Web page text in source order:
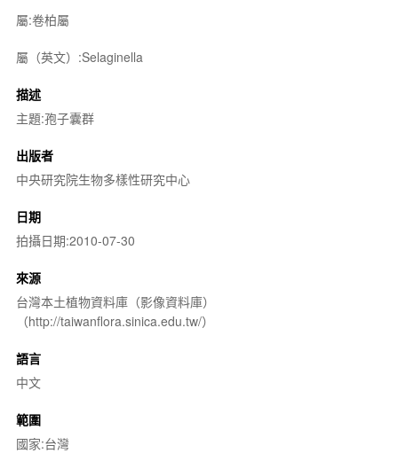
屬:卷柏屬
屬（英文）:Selaginella
描述
主題:孢子囊群
出版者
中央研究院生物多樣性研究中心
日期
拍攝日期:2010-07-30
來源
台灣本土植物資料庫（影像資料庫）
（http://taiwanflora.sinica.edu.tw/）
語言
中文
範圍
國家:台灣